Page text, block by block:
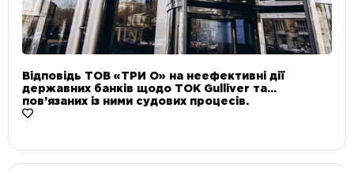
Відповідь ТОВ «ТРИ О» на неефективні дії
державних банків щодо ТОК Gulliver та
пов’язаних із ними судових процесів.